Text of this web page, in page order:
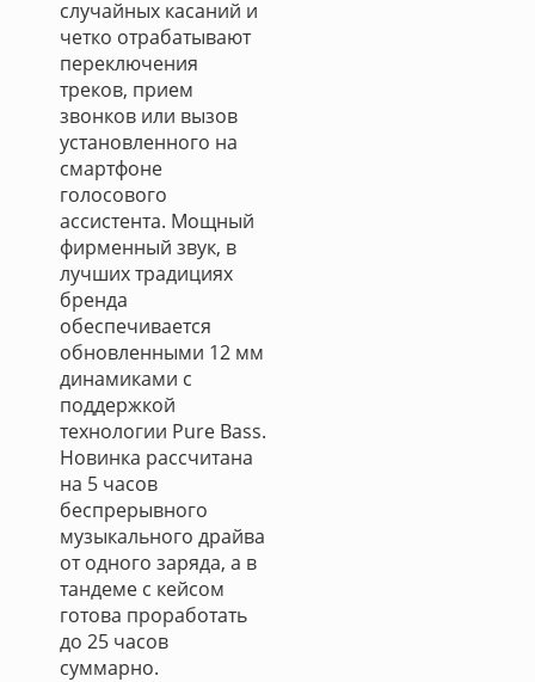
случайных касаний и
четко отрабатывают
переключения
треков, прием
звонков или вызов
установленного на
смартфоне
голосового
ассистента. Мощный
фирменный звук, в
лучших традициях
бренда
обеспечивается
обновленными 12 мм
динамиками с
поддержкой
технологии Pure Bass.
Новинка рассчитана
на 5 часов
беспрерывного
музыкального драйва
от одного заряда, а в
тандеме с кейсом
готова проработать
до 25 часов
суммарно.